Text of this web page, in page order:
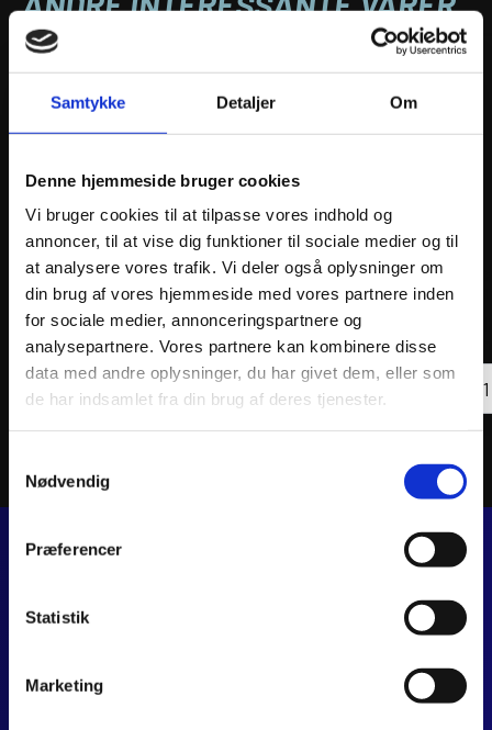
Samtykke Detaljer Om
Denne hjemmeside bruger cookies
Vi bruger cookies til at tilpasse vores indhold og
annoncer, til at vise dig funktioner til sociale medier og til
at analysere vores trafik. Vi deler også oplysninger om
din brug af vores hjemmeside med vores partnere inden
for sociale medier, annonceringspartnere og
analysepartnere. Vores partnere kan kombinere disse
data med andre oplysninger, du har givet dem, eller som
de har indsamlet fra din brug af deres tjenester.
Nødvendig
Præferencer
Statistik
Marketing
AKRAPOVIC EVOLUTION LINE EXHAUST SYSTEM
13.735 kr.
inkl. moms
AKRAPOVIC
EVOLUTION
LINE
Tilføj til kurv
antal
Dalagervej 6C
+45 28 81 26 43